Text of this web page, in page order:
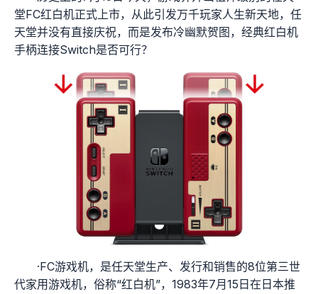
堂FC红白机正式上市，从此引发万千玩家人生新天地，任
天堂并没有直接庆祝，而是发布冷幽默贺图，经典红白机
手柄连接Switch是否可行？
·FC游戏机，是任天堂生产、发行和销售的8位第三世
代家用游戏机，俗称“红白机”，1983年7月15日在日本推